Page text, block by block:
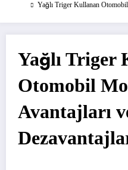
Yağlı Triger Kullanan
Yağlı Triger
Otomobil
Avantajları